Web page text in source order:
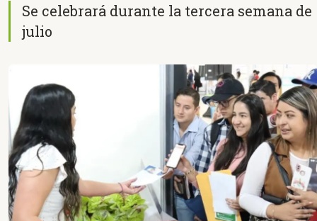
Se celebrará durante la tercera semana de
julio